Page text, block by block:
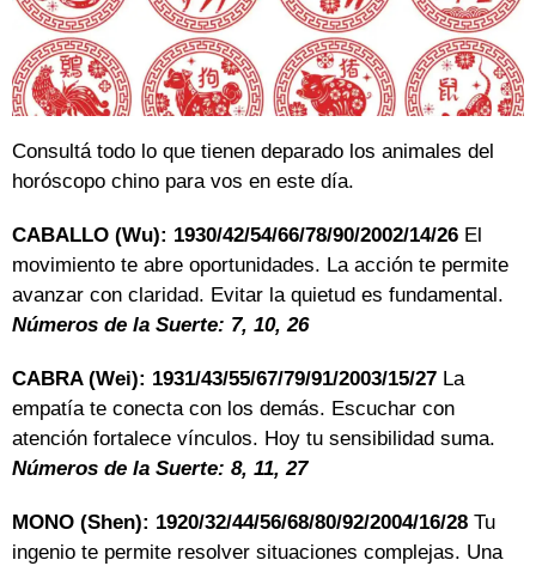
Consultá todo lo que tienen deparado los animales del
horóscopo chino para vos en este día.
CABALLO (Wu): 1930/42/54/66/78/90/2002/14/26 El
movimiento te abre oportunidades. La acción te permite
avanzar con claridad. Evitar la quietud es fundamental.
Números de la Suerte: 7, 10, 26
CABRA (Wei): 1931/43/55/67/79/91/2003/15/27 La
empatía te conecta con los demás. Escuchar con
atención fortalece vínculos. Hoy tu sensibilidad suma.
Números de la Suerte: 8, 11, 27
MONO (Shen): 1920/32/44/56/68/80/92/2004/16/28 Tu
ingenio te permite resolver situaciones complejas. Una